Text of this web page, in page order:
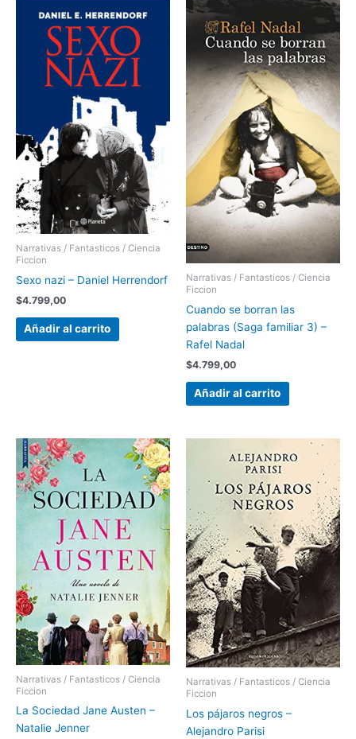
Narrativas / Fantasticos / Ciencia
Ficcion
Sexo nazi – Daniel Herrendorf
$4.799,00
Añadir al carrito
Narrativas / Fantasticos / Ciencia
Ficcion
Cuando se borran las
palabras (Saga familiar 3) –
Rafel Nadal
$4.799,00
Añadir al carrito
Narrativas / Fantasticos / Ciencia
Ficcion
La Sociedad Jane Austen –
Natalie Jenner
Narrativas / Fantasticos / Ciencia
Ficcion
Los pájaros negros –
Alejandro Parisi